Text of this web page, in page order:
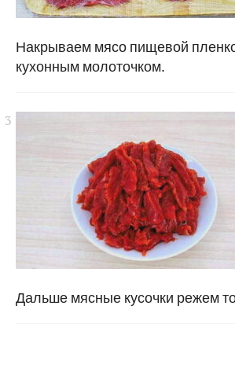
Накрываем мясо пищевой
кухонным молоточком.
Дальше мясные кусочки режем